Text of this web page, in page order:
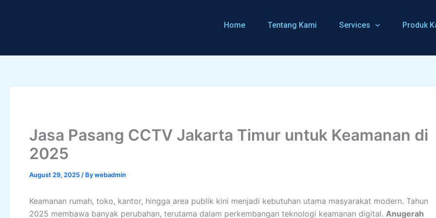
Home Tentang Kami Services Produk
Jasa Pasang CCTV Jakarta Timur untuk Keamanan di
2025
August 29, 2025 / Bywebadmin
Keamanan rumah, toko, kantor, hingga area publik kini menjadi kebutuhan utama masyarakat modern. Tahun
2025 membawa banyak perubahan, terutama dalam perkembangan teknologi keamanan digital. Anugerah